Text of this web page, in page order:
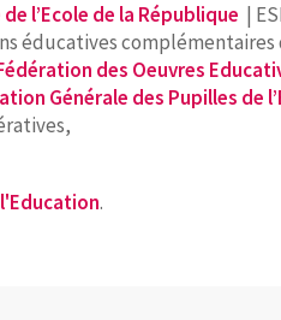
l’Ecole de la République |
éducatives
des Oeuvres
Générale des Pupilles de
.